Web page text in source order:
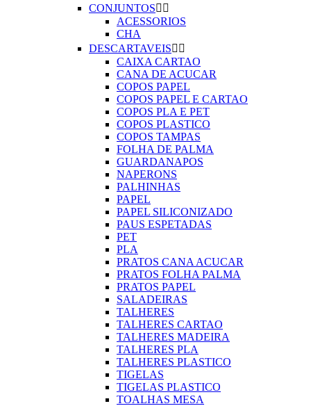
CONJUNTOS 
ACESSORIOS
CHA
DESCARTAVEIS 
CAIXA CARTAO
CANA DE ACUCAR
COPOS PAPEL
COPOS PAPEL E CARTAO
COPOS PLA E PET
COPOS PLASTICO
COPOS TAMPAS
FOLHA DE PALMA
GUARDANAPOS
NAPERONS
PALHINHAS
PAPEL
PAPEL SILICONIZADO
PAUS ESPETADAS
PET
PLA
PRATOS CANA ACUCAR
PRATOS FOLHA PALMA
PRATOS PAPEL
SALADEIRAS
TALHERES
TALHERES CARTAO
TALHERES MADEIRA
TALHERES PLA
TALHERES PLASTICO
TIGELAS
TIGELAS PLASTICO
TOALHAS MESA